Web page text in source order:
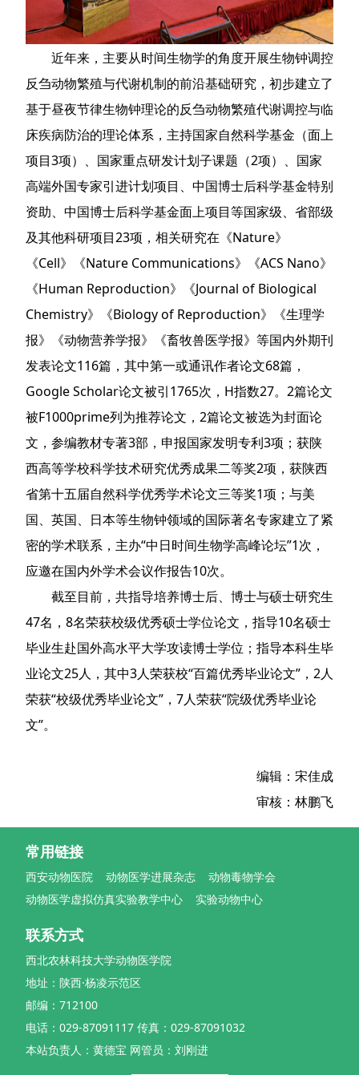
近年来，主要从时间生物学的角度开展生物钟调控
反刍动物繁殖与代谢机制的前沿基础研究，初步建立了
基于昼夜节律生物钟理论的反刍动物繁殖代谢调控与临
床疾病防治的理论体系，主持国家自然科学基金（面上
项目3项）、国家重点研发计划子课题（2项）、国家
高端外国专家引进计划项目、中国博士后科学基金特别
资助、中国博士后科学基金面上项目等国家级、省部级
及其他科研项目23项，相关研究在《Nature》
《Cell》《Nature Communications》《ACS Nano》
《Human Reproduction》《Journal of Biological
Chemistry》《Biology of Reproduction》《生理学
报》《动物营养学报》《畜牧兽医学报》等国内外期刊
发表论文116篇，其中第一或通讯作者论文68篇，
Google Scholar论文被引1765次，H指数27。2篇论文
被F1000prime列为推荐论文，2篇论文被选为封面论
文，参编教材专著3部，申报国家发明专利3项；获陕
西高等学校科学技术研究优秀成果二等奖2项，获陕西
省第十五届自然科学优秀学术论文三等奖1项；与美
国、英国、日本等生物钟领域的国际著名专家建立了紧
密的学术联系，主办“中日时间生物学高峰论坛”1次，
应邀在国内外学术会议作报告10次。
截至目前，共指导培养博士后、博士与硕士研究生
47名，8名荣获校级优秀硕士学位论文，指导10名硕士
毕业生赴国外高水平大学攻读博士学位；指导本科生毕
业论文25人，其中3人荣获校“百篇优秀毕业论文”，2人
荣获“校级优秀毕业论文”，7人荣获“院级优秀毕业论
文”。
编辑：宋佳成
审核：林鹏飞
常用链接
西安动物医院 动物医学进展杂志
动物毒物学会
动物医学虚拟仿真实验教学中心
实验动物中心
联系方式
西北农林科技大学动物医学院
地址：陕西·杨凌示范区
邮编：712100
电话：029-87091117 传真：029-87091032
本站负责人：黄德宝 网管员：刘刚进